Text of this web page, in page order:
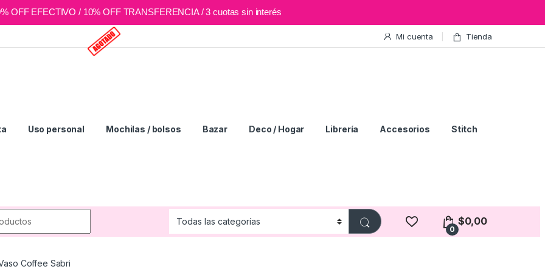
OFF EFECTIVO / 10% OFF TRANSFERENCIA / 3 cuotas sin interés
Mi cuenta Tienda
Uso personal Mochilas / bolsos Bazar Deco / Hogar Librería Accesorios Stitch
0
$0,00
Coffee Sabri